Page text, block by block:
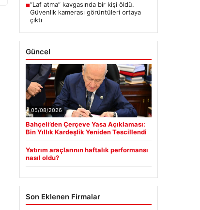
■“Laf atma” kavgasında bir kişi öldü.
Güvenlik kamerası görüntüleri ortaya
çıktı
Güncel
05/08/2026
Bahçeli’den Çerçeve Yasa Açıklaması:
Bin Yıllık Kardeşlik Yeniden Tescillendi
Yatırım araçlarının haftalık performansı
nasıl oldu?
Son Eklenen Firmalar